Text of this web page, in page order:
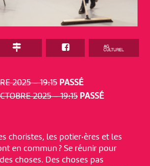
2025 – 19:15 PASSÉ
2025 – 19:15 PASSÉ
choristes, les potier·ères et les
en commun ? Se réunir pour
choses. Des choses pas